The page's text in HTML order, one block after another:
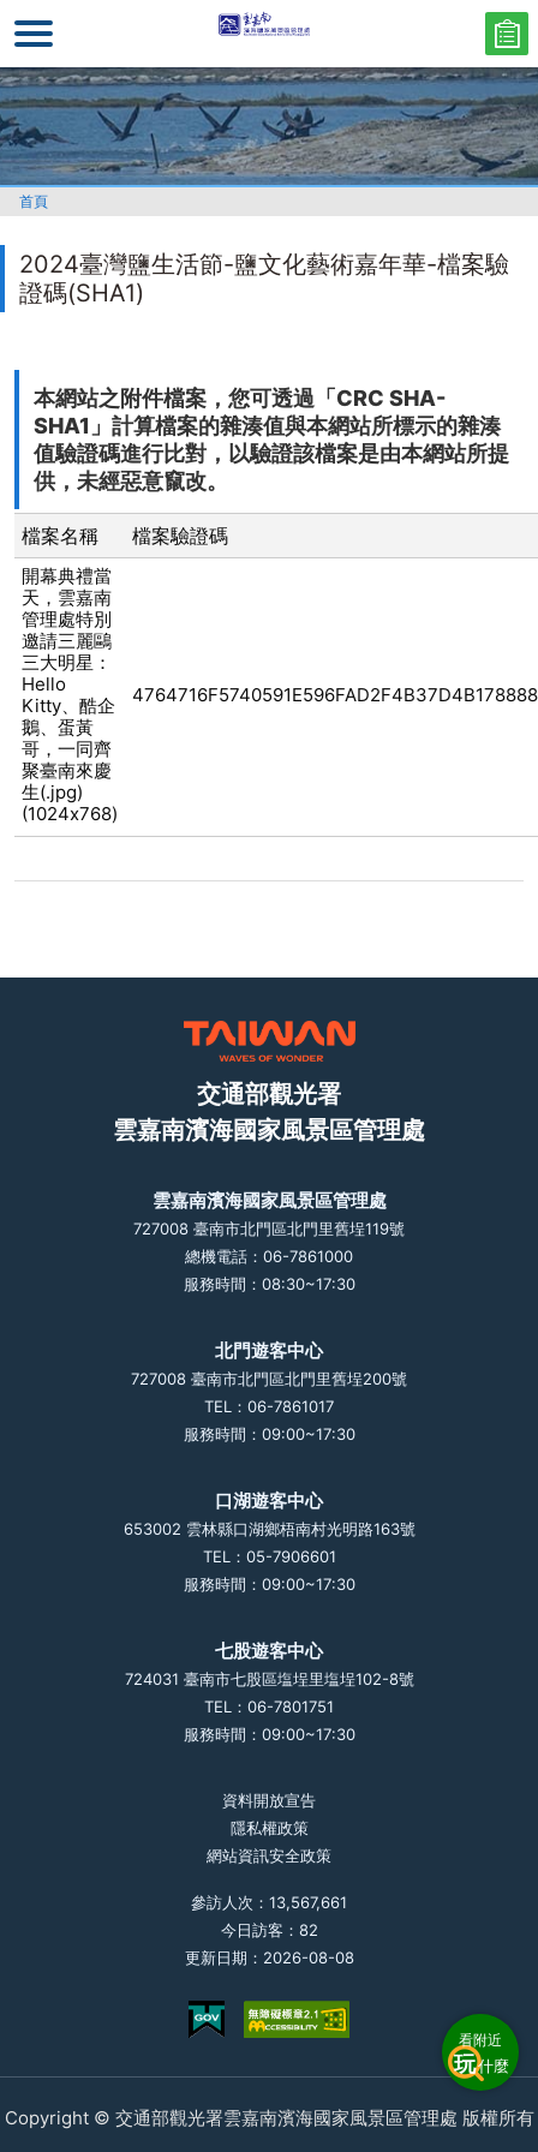
到
主
要
內
容
區
塊
首頁
2024臺灣鹽生活節-鹽文化藝術嘉年華-檔案驗
證碼(SHA1)
本網站之附件檔案，您可透過「CRC SHA-
SHA1」計算檔案的雜湊值與本網站所標示的雜湊
值驗證碼進行比對，以驗證該檔案是由本網站所提
供，未經惡意竄改。
檔案名稱 檔案驗證碼
開幕典禮當
天，雲嘉南
管理處特別
邀請三麗鷗
三大明星：
Hello
Kitty、酷企
鵝、蛋黃
哥，一同齊
聚臺南來慶
生(.jpg)
(1024x768)
交通部觀光署
雲嘉南濱海國家風景區管理處
雲嘉南濱海國家風景區管理處
727008 臺南市北門區北門里舊埕119號
總機電話：06-7861000
服務時間：08:30~17:30
北門遊客中心
727008 臺南市北門區北門里舊埕200號
TEL：06-7861017
服務時間：09:00~17:30
口湖遊客中心
653002 雲林縣口湖鄉梧南村光明路163號
TEL：05-7906601
服務時間：09:00~17:30
七股遊客中心
724031 臺南市七股區塩埕里塩埕102-8號
TEL：06-7801751
服務時間：09:00~17:30
資料開放宣告
隱私權政策
網站資訊安全政策
參訪人次：13,567,661
今日訪客：82
更新日期：2026-08-08
Copyright © 交通部觀光署雲嘉南濱海國家風景區管理處 版權所有
看附近
玩什麼